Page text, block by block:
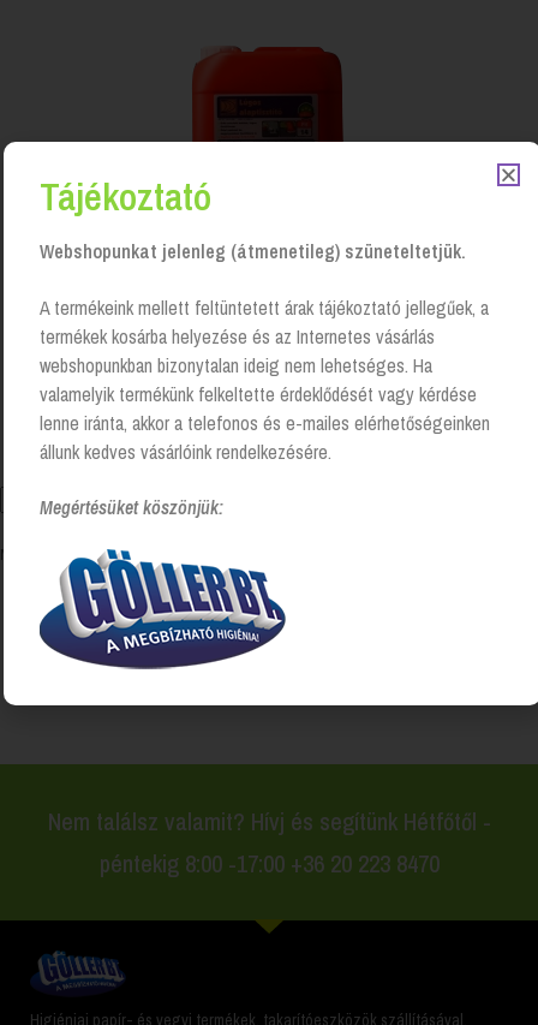
Brilliance ® Lúgos alaptisztító- 5L
Login to see prices
Mind a(z) 2 találat megjelenítve
Kezdőlap
“gépi padozat tisztító” címkével rendelkező
Nem találsz valamit? Hívj és segítünk Hétfőtől -
péntekig 8:00 -17:00 +36 20 223 8470
Higiéniai papír- és vegyi termékek, takarítóeszközök szállításával,
Tájékoztató
Webshopunkat jelenleg (átmenetileg) szüneteltetjük.
A termékeink mellett feltüntetett árak tájékoztató jellegűek, a
termékek kosárba helyezése és az Internetes vásárlás
webshopunkban bizonytalan ideig nem lehetséges. Ha
valamelyik termékünk felkeltette érdeklődését vagy kérdése
lenne iránta, akkor a telefonos és e-mailes elérhetőségeinken
állunk kedves vásárlóink rendelkezésére.
Megértésüket köszönjük: